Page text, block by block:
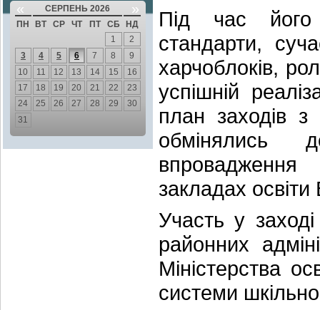
« СЕРПЕНЬ 2026 »
ПН ВТ СР ЧТ ПТ СБ
НД
1
2
3
4 5 6 7 8
9
10
11 12 13 14 15
16
17
18 19 20 21 22
23
24
25 26 27 28 29
30
31
Під час його
стандарти,
харчоблоків,
успішній
план заходів
обмінялись
закладах освіти
Участь у
районних
Міністерства
системи